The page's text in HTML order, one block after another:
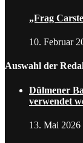
„Frag
10. Februar
Auswahl der
Dülmener
verwendet
13. Mai 2026